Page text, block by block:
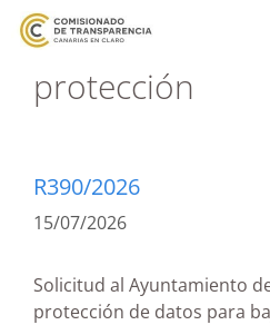
protección
R390/2026
15/07/2026
Solicitud al Ayuntamiento
protección de datos para